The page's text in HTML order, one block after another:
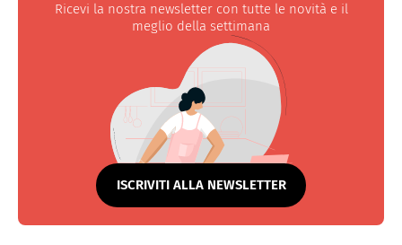
Ricevi la nostra newsletter con tutte le novità e il
meglio della settimana
ISCRIVITI ALLA NEWSLETTER